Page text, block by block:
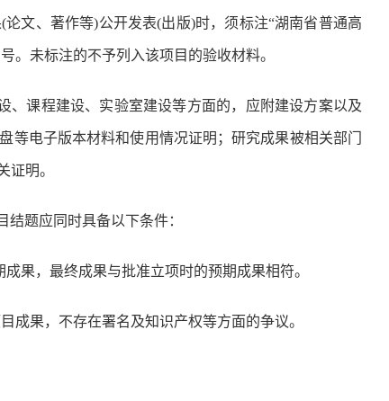
文、著作等)公开发表(出版)时，须标注“湖南省普通高
。未标注的不予列入该项目的验收材料。
、课程建设、实验室建设等方面的，应附建设方案以及
电子版本材料和使用情况证明；研究成果被相关部门
证明。
题应同时具备以下条件：
果，最终成果与批准立项时的预期成果相符。
成果，不存在署名及知识产权等方面的争议。